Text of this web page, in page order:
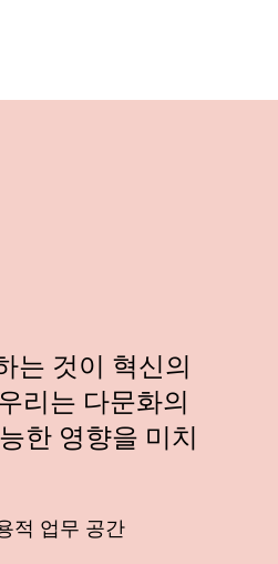
는 것이 혁신의
리는 다문화의
한 영향을 미치
적 업무 공간